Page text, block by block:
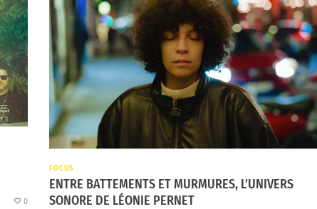
0
FOCUS
ENTRE BATTEMENTS ET MURMURES, L’UNIVERS
SONORE DE LÉONIE PERNET